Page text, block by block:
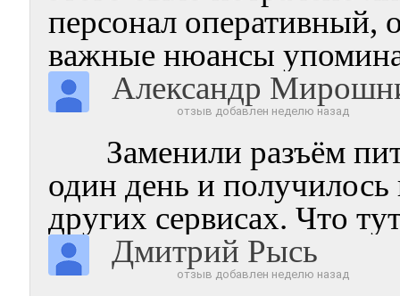
персонал
важные нюансы
Александр
отзыв добавлен неделю назад
Заменили разъём
один день и получилось
других сервисах. Что
Дмитрий Рысь
отзыв добавлен неделю назад